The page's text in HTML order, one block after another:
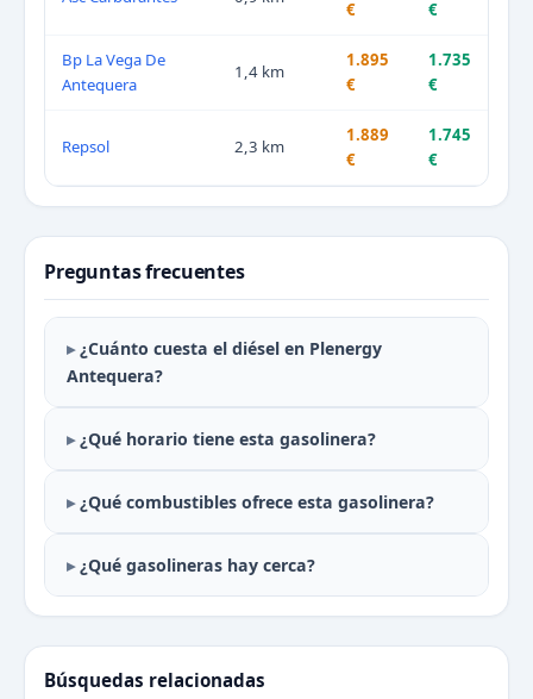
€ €
Bp La Vega De
Antequera
1,4 km
1.895
€
1.735
€
Repsol 2,3 km
1.889
€
1.745
€
Preguntas frecuentes
¿Cuánto cuesta el diésel en Plenergy
Antequera?
¿Qué horario tiene esta gasolinera?
¿Qué combustibles ofrece esta gasolinera?
¿Qué gasolineras hay cerca?
Búsquedas relacionadas